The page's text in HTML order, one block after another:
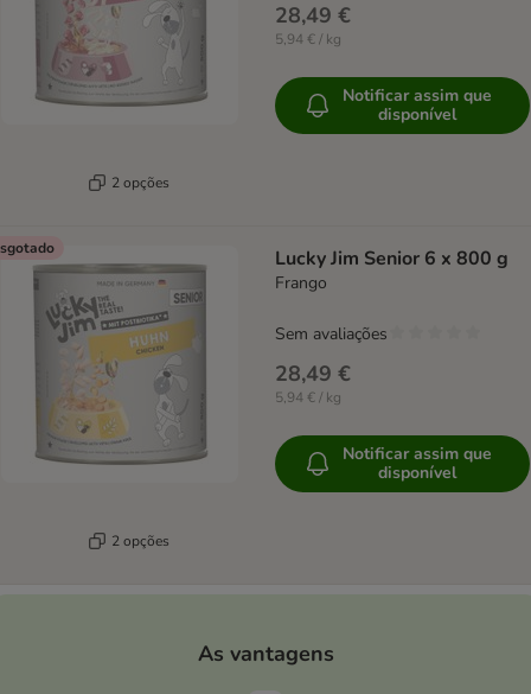
2 opções
28,49 €
5,94 € / kg
Notificar assim que
disponível
2 opções
Lucky Jim Senior 6 x 800 g
Frango
28,49 €
5,94 € / kg
Sem avaliações
Notificar assim que
disponível
As vantagens